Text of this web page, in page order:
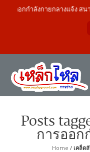
งออกกำลังกายกลางแจ้ง สนา
Posts
การออก
Home / เคล็ด